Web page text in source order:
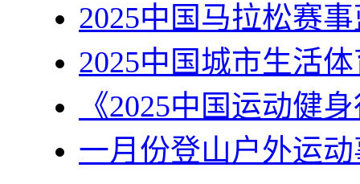
2025中国马拉松赛
2025中国城市生活
《2025中国运动健
一月份登山户外运